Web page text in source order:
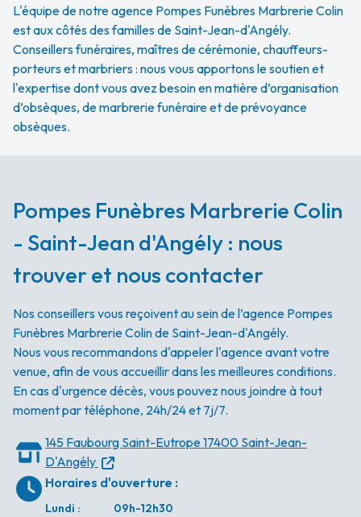
L'équipe de notre agence Pompes Funèbres Marbrerie Colin
est aux côtés des familles de Saint-Jean-d'Angély.
Conseillers funéraires, maîtres de cérémonie, chauffeurs-
porteurs et marbriers : nous vous apportons le soutien et
l'expertise dont vous avez besoin en matière d’organisation
d’obsèques, de marbrerie funéraire et de prévoyance
obsèques.
Pompes Funèbres Marbrerie Colin
- Saint-Jean d'Angély : nous
trouver et nous contacter
Nos conseillers vous reçoivent au sein de l’agence Pompes
Funèbres Marbrerie Colin de Saint-Jean-d'Angély.
Nous vous recommandons d'appeler l'agence avant votre
venue, afin de vous accueillir dans les meilleures conditions.
En cas d'urgence décès, vous pouvez nous joindre à tout
moment par téléphone, 24h/24 et 7j/7.
145 Faubourg Saint-Eutrope17400 Saint-Jean-
D'Angély
Horaires d'ouverture :
Lundi :
09h-12h30